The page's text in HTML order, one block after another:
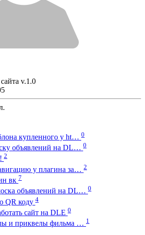
v.1.0
купленного у ht… 0
объявлений на DL… 0
2
у плагина за… 2
вк 7
объявлений на DL… 0
QR коду 4
сайт на DLE 0
и приквелы фильма … 1